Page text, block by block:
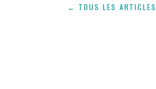
← TOUS LES ARTICLES